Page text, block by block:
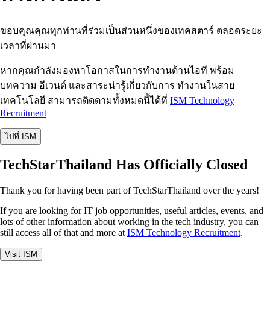
ขอบคุณคุณทุกท่านที่ร่วมเป็นส่วนหนึ่งของเทคสตาร์ ตลอดระยะ
เวลาที่ผ่านมา
หากคุณกำลังมองหาโอกาสในการทำงานด้านไอที พร้อม
บทความ อีเวนต์ และสาระน่ารู้เกี่ยวกับการ ทำงานในสาย
เทคโนโลยี สามารถติดตามทั้งหมดนี้ได้ที่ ISM Technology
Recruitment
ไปที่ ISM
TechStarThailand Has Officially Closed
Thank you for having been part of TechStarThailand over the years!
If you are looking for IT job opportunities, useful articles, events, and
lots of other information about working in the tech industry, you can
still access all of that and more at ISM Technology Recruitment.
Visit ISM